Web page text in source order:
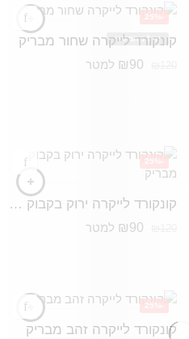
-25%
אזל מהמלאי
קונקורד לייקרה שחור מבריק
₪90 למטר
-25%
קונקורד לייקרה ירוק בקבוק מבריק
₪90 למטר
-25%
קונקורד לייקרה זהב מבריק